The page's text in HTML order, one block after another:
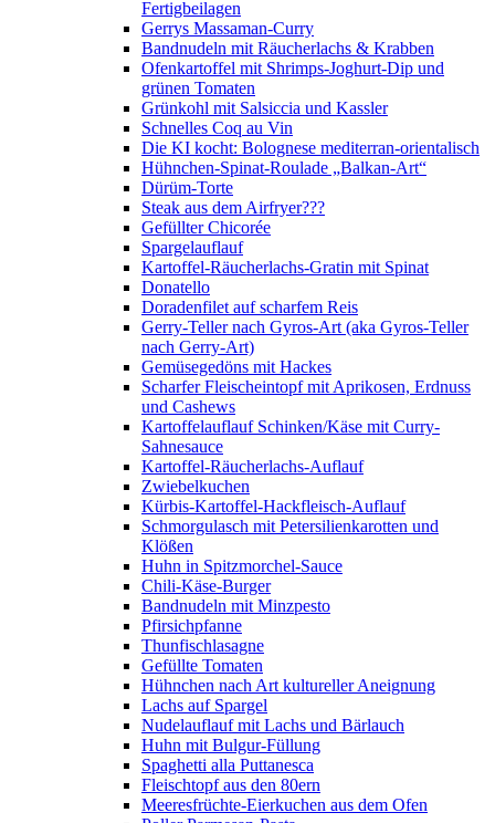
Fertigbeilagen
Gerrys Massaman-Curry
Bandnudeln mit Räucherlachs & Krabben
Ofenkartoffel mit Shrimps-Joghurt-Dip und
grünen Tomaten
Grünkohl mit Salsiccia und Kassler
Schnelles Coq au Vin
Die KI kocht: Bolognese mediterran-orientalisch
Hühnchen-Spinat-Roulade „Balkan-Art“
Dürüm-Torte
Steak aus dem Airfryer???
Gefüllter Chicorée
Spargelauflauf
Kartoffel-Räucherlachs-Gratin mit Spinat
Donatello
Doradenfilet auf scharfem Reis
Gerry-Teller nach Gyros-Art (aka Gyros-Teller
nach Gerry-Art)
Gemüsegedöns mit Hackes
Scharfer Fleischeintopf mit Aprikosen, Erdnuss
und Cashews
Kartoffelauflauf Schinken/Käse mit Curry-
Sahnesauce
Kartoffel-Räucherlachs-Auflauf
Zwiebelkuchen
Kürbis-Kartoffel-Hackfleisch-Auflauf
Schmorgulasch mit Petersilienkarotten und
Klößen
Huhn in Spitzmorchel-Sauce
Chili-Käse-Burger
Bandnudeln mit Minzpesto
Pfirsichpfanne
Thunfischlasagne
Gefüllte Tomaten
Hühnchen nach Art kultureller Aneignung
Lachs auf Spargel
Nudelauflauf mit Lachs und Bärlauch
Huhn mit Bulgur-Füllung
Spaghetti alla Puttanesca
Fleischtopf aus den 80ern
Meeresfrüchte-Eierkuchen aus dem Ofen